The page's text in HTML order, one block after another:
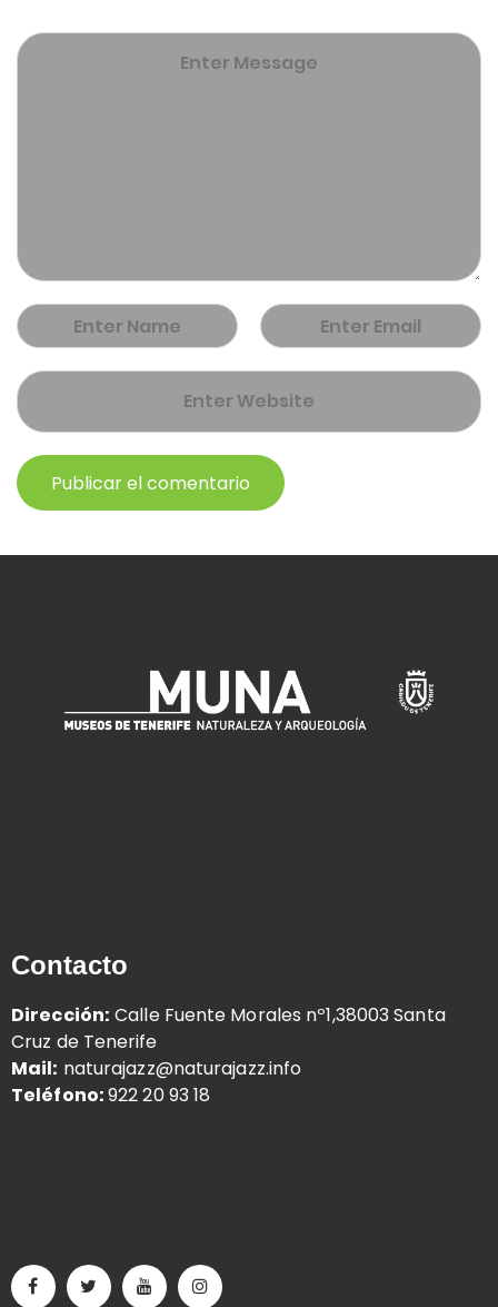
Contacto
Dirección: Calle Fuente Morales nº1,38003 Santa
Cruz de Tenerife
Mail: naturajazz@naturajazz.info
Teléfono:922 20 93 18